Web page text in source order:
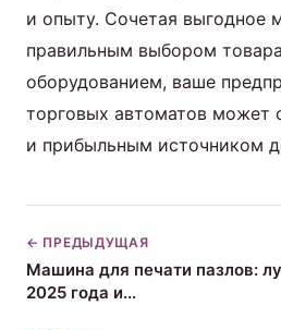
и опыту. Сочетая выгодное
правильным выбором
оборудованием, ваше
торговых автоматов может
и прибыльным источником
← ПРЕДЫДУЩАЯ
Машина для печати пазлов:
2025 года и...